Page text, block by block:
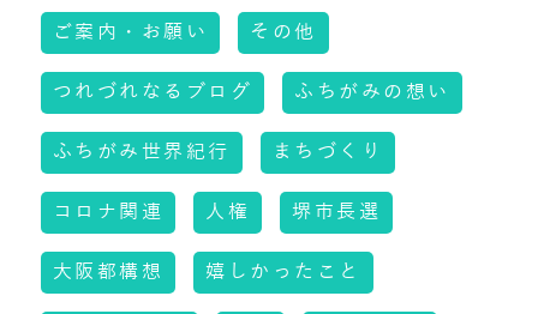
ご案内・お願い その他
つれづれなるブログ ふちがみの想い
ふちがみ世界紀行 まちづくり
コロナ関連 人権 堺市長選
大阪都構想 嬉しかったこと